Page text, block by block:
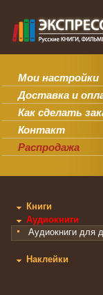
Мои настройки
Доставка и
Как сделать
Контакт
Распродажа
Книги
Аудиокниги
Аудиокниги для
Наклейки